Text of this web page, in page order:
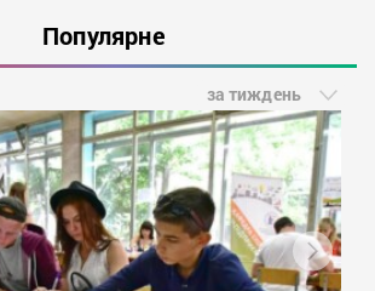
Популярне
за тиждень